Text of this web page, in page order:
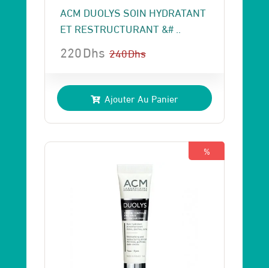
ACM DUOLYS SOIN HYDRATANT
ET RESTRUCTURANT &# ..
240Dhs
prix
initial
était :
240 Dhs.
220Dhs
prix
actuel
est :
220 Dhs.
Ajouter Au Panier
%